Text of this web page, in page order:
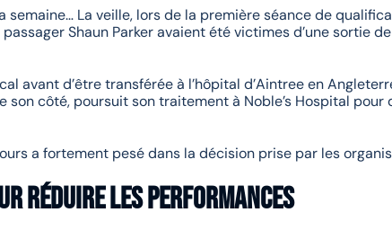
semaine… La veille, lors de la première séance de
Shaun Parker avaient été victimes d’une sortie
avant d’être transférée à l’hôpital d’Aintree en
son côté, poursuit son traitement à Noble’s Hospital
a fortement pesé dans la décision prise par les
réduire les performances